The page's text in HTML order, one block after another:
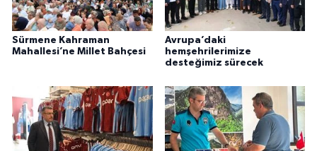
Sürmene Kahraman
Mahallesi’ne Millet Bahçesi
Avrupa’daki
hemşehrilerimize
desteğimiz sürecek